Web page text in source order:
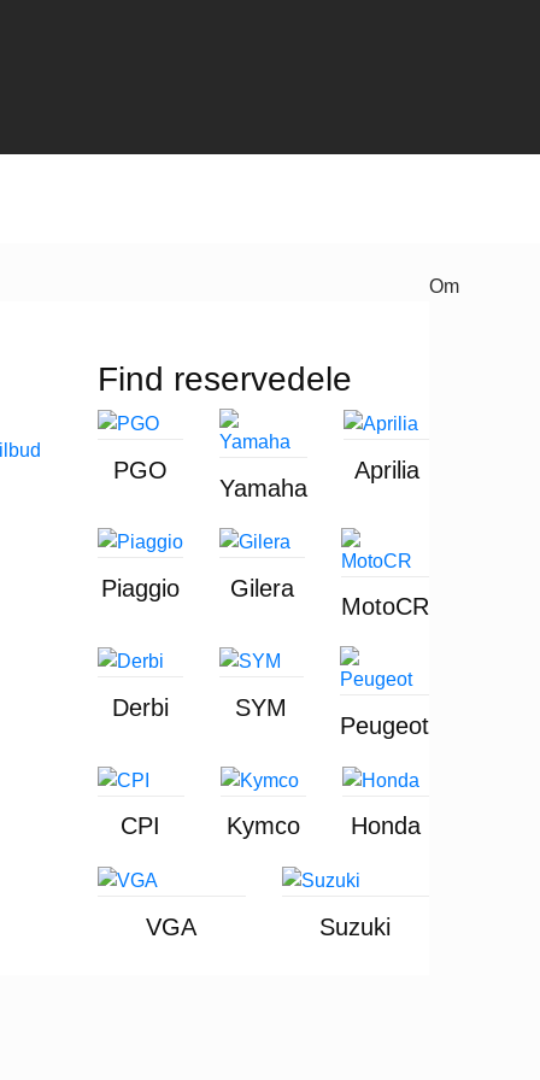
Find reservedele
PGO
Yamaha
Aprilia
Piaggio Gilera
MotoCR
Derbi SYM
Peugeot
CPI Kymco Honda
VGA Suzuki
Om